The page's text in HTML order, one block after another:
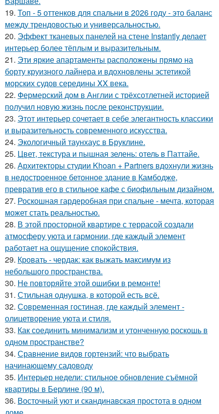
19. Топ - 5 оттенков для спальни в 2026 году - это баланс
между трендовостью и универсальностью.
20. Эффект тканевых панелей на стене Instantly делает
интерьер более тёплым и выразительным.
21. Эти яркие апартаменты расположены прямо на
борту круизного лайнера и вдохновлены эстетикой
морских судов середины XX века.
22. Фермерский дом в Англии с трёхсотлетней историей
получил новую жизнь после реконструкции.
23. Этот интерьер сочетает в себе элегантность классики
и выразительность современного искусства.
24. Экологичный таунхаус в Бруклине.
25. Цвет, текстура и пышная зелень: отель в Паттайе.
26. Архитекторы студии Khoan + Partners вдохнули жизнь
в недостроенное бетонное здание в Камбодже,
превратив его в стильное кафе с биофильным дизайном.
27. Роскошная гардеробная при спальне - мечта, которая
может стать реальностью.
28. В этой просторной квартире с террасой создали
атмосферу уюта и гармонии, где каждый элемент
работает на ощущение спокойствия.
29. Кровать - чердак: как выжать максимум из
небольшого пространства.
30. Не повторяйте этой ошибки в ремонте!
31. Стильная однушка, в которой есть всё.
32. Современная гостиная, где каждый элемент -
олицетворение уюта и стиля.
33. Как соединить минимализм и утонченную роскошь в
одном пространстве?
34. Сравнение видов гортензий: что выбрать
начинающему садоводу
35. Интерьер недели: стильное обновление съёмной
квартиры в Берлине (90 м).
36. Восточный уют и скандинавская простота в одном